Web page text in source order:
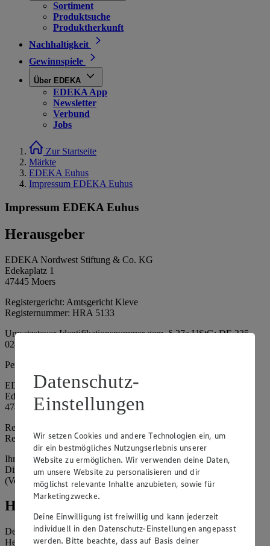
Sortiment
Produktsuche
Produktherkunft
Nachhaltigkeit
Gewinnspiele
Über EDEKA
EDEKA App
Newsletter
Verbund
Jobs
Zur Startseite
Märkte
EDEKA Euhus
Impressum EDEKA Euhus
Impressum EDEKA Euhus
Herausgeber
EDEKA Nordwest Stiftung & Co. KG
Edekaplatz 1
47445 Moers
Registergericht: Amtsgericht Kleve
Registernummer: HRA 5133
Umsatzsteuer-Identifikationsnummer gem. § 27a UStG: DE 335
024 695
Persönlich haftende Gesellschafterin:
EDEKA Nordwest Handelsstiftung e. K.
Edekaplatz 1
47445 Moers
Registergericht: Amtsgericht Kleve
Registernummer: HRA 5132
Ihrerseits vertreten durch: Frank Breuer (Vorstandsvorsitzender),
Dirk Neuhaus (Vorstandsvorsitzender), Peter Wagener
(Vorstandsvorsitzender)
Hinweise
Der Inhalt dieser Website ist urheberrechtlich geschützt. Der
Herausgeber gewährt Ihnen jedoch das Recht, den auf dieser
Datenschutz-
Einstellungen
Wir setzen Cookies und andere Technologien ein, um
dir ein bestmögliches Nutzungserlebnis unserer
Website zu ermöglichen. Wir verwenden deine Daten,
um unsere Website zu personalisieren und dir
möglichst relevante Inhalte anzubieten, sowie für
Marketingzwecke.
Deine Einwilligung ist freiwillig und kann jederzeit
individuell in den Datenschutz-Einstellungen angepasst
werden. Bitte beachte, dass auf Basis deiner